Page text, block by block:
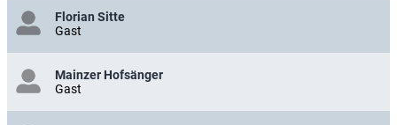
Florian Sitte
Gast
Mainzer Hofsänger
Gast